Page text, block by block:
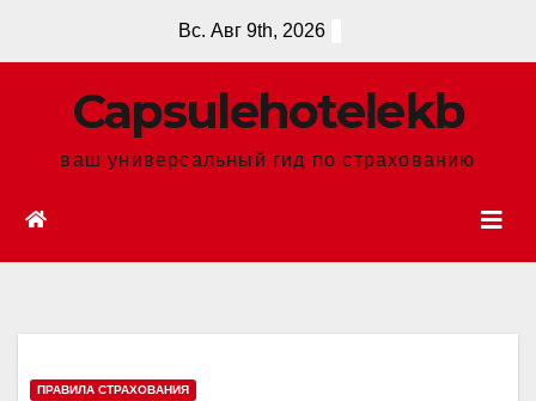
Вс. Авг 9th, 2026
Сapsulehotelekb
ваш универсальный гид по страхованию
ПРАВИЛА СТРАХОВАНИЯ